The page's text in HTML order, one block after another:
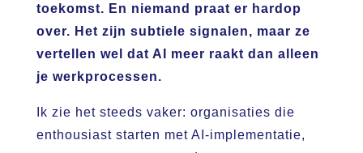
toekomst. En niemand praat er hardop
over. Het zijn subtiele signalen, maar ze
vertellen wel dat AI meer raakt dan alleen
je werkprocessen.
Ik zie het steeds vaker: organisaties die
enthousiast starten met AI-implementatie,